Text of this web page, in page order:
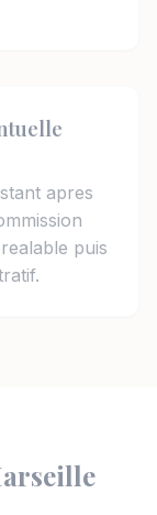
apres
puis